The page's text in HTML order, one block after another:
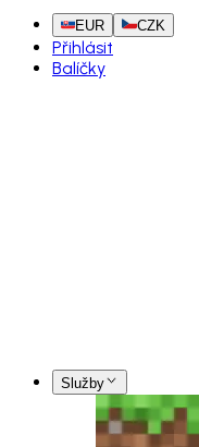
EUR CZK
Přihlásit
Balíčky
Služby